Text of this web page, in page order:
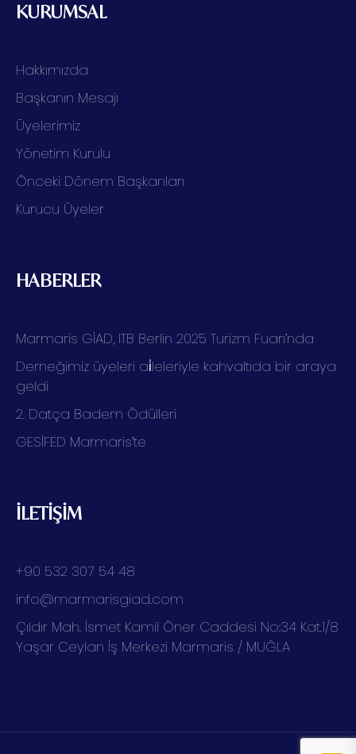
KURUMSAL
Hakkımızda
Başkanın Mesajı
Üyelerimiz
Yönetim Kurulu
Önceki Dönem Başkanları
Kurucu Üyeler
HABERLER
Marmaris GİAD, ITB Berlin 2025 Turizm Fuarı’nda
Derneğimiz üyeleri ai̇leleriyle kahvaltıda bir araya
geldi
2. Datça Badem Ödülleri
GESİFED Marmaris’te
İLETİŞİM
+90 532 307 54 48
info@marmarisgiad.com
Çıldır Mah. İsmet Kamil Öner Caddesi No:34 Kat.1/8
Yaşar Ceylan İş Merkezi Marmaris / MUĞLA